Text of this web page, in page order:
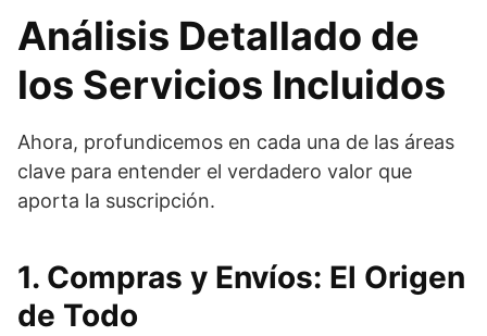
Análisis Detallado de
los Servicios Incluidos
Ahora, profundicemos en cada una de las áreas
clave para entender el verdadero valor que
aporta la suscripción.
1. Compras y Envíos: El Origen
de Todo